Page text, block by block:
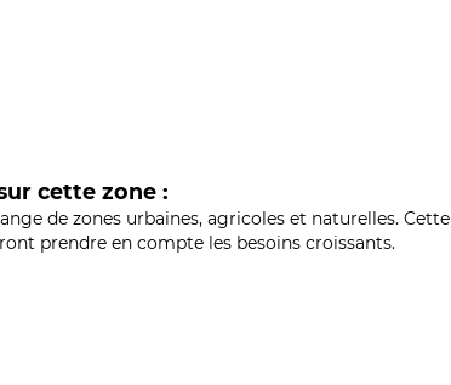
cette zone :
de zones urbaines, agricoles et naturelles. Cette
prendre en compte les besoins croissants.